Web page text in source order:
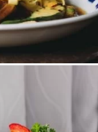
Ngành Điện – Điện
Nghiệp
Chuyên Nghiệp
Chuyên Nghiệp
Security)
Trị Hệ Thống Và An Ninh
Linux
Microsoft Azure
Tích Dữ Liệu)